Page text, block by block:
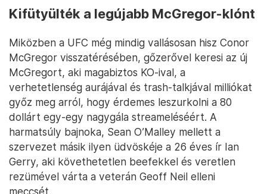
Kifütyülték a legújabb McGregor-klónt
Miközben a UFC még mindig vallásosan hisz Conor
McGregor visszatérésében, gőzerővel keresi az új
McGregort, aki magabiztos KO-ival, a
verhetetlenség aurájával és trash-talkjával milliókat
győz meg arról, hogy érdemes leszurkolni a 80
dollárt egy-egy nagygála streameléséért. A
harmatsúly bajnoka, Sean O’Malley mellett a
szervezet másik ilyen üdvöskéje a 26 éves ír Ian
Gerry, aki követhetetlen beefekkel és veretlen
rezümével várta a veterán Geoff Neil elleni
meccsét.